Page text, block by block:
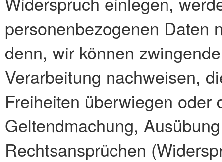
personenbezogenen Daten
denn, wir können
Verarbeitung nachweisen,
Freiheiten überwiegen oder
Geltendmachung,
Rechtsansprüchen